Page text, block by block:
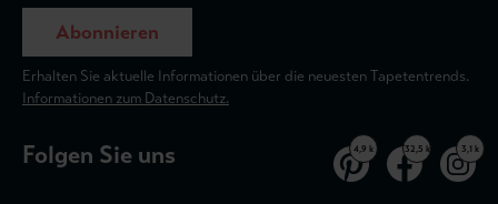
Abonnieren
Erhalten Sie aktuelle Informationen über die neuesten Tapetentrends.
Informationen zum Datenschutz.
Folgen Sie uns 4,9 k 32,5 k 3,1 k